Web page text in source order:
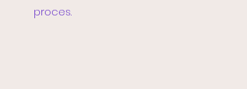
proces.